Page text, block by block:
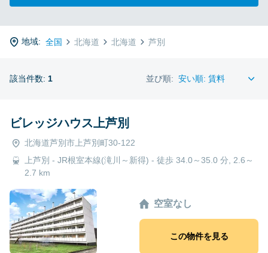
地域: 全国 北海道 北海道 芦別
該当件数: 1 並び順:
ビレッジハウス上芦別
北海道芦別市上芦別町30-122
上芦別 - JR根室本線(滝川～新得) - 徒歩 34.0～35.0 分, 2.6～
2.7 km
空室なし
この物件を見る